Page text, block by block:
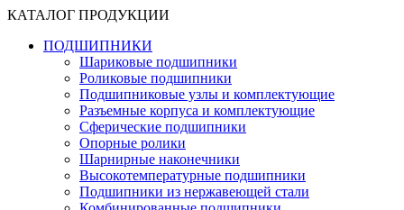
КАТАЛОГ ПРОДУКЦИИ
ПОДШИПНИКИ
Шариковые подшипники
Роликовые подшипники
Подшипниковые узлы и комплектующие
Разъемные корпуса и комплектующие
Сферические подшипники
Опорные ролики
Шарнирные наконечники
Высокотемпературные подшипники
Подшипники из нержавеющей стали